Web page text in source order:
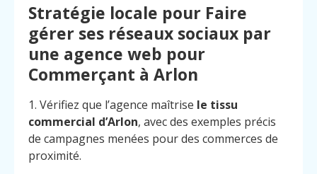
Stratégie locale pour Faire
gérer ses réseaux sociaux par
une agence web pour
Commerçant à Arlon
1. Vérifiez que l’agence maîtrise le tissu
commercial d’Arlon, avec des exemples précis
de campagnes menées pour des commerces de
proximité.